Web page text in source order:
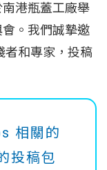
南港瓶蓋工廠舉
。我們誠摯邀
者和專家，投稿
相關的
投稿包